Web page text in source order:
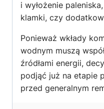
i wyłożenie
klamki, czy
Ponieważ wkłady
wodnym muszą
źródłami energii,
podjąć już na etapie
przed generalnym